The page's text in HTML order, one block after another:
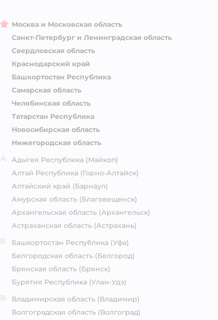
Москва и Московская область
Санкт-Петербург и Ленинградская область
Свердловская область
Краснодарский край
Башкортостан Республика
Самарская область
Челябинская область
Татарстан Республика
Новосибирская область
Нижегородская область
Адыгея Республика (Майкоп)
Алтай Республика (Горно-Алтайск)
Алтайский край (Барнаул)
Амурская область (Благовещенск)
Архангельская область (Архангельск)
Астраханская область (Астрахань)
Башкортостан Республика (Уфа)
Белгородская область (Белгород)
Брянская область (Брянск)
Бурятия Республика (Улан-Удэ)
Владимирская область (Владимир)
Волгоградская область (Волгоград)